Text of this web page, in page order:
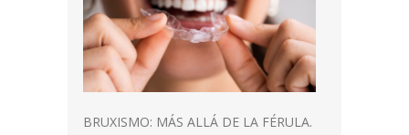
BRUXISMO: MÁS ALLÁ DE LA FÉRULA.